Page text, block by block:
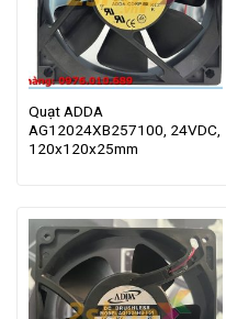
Quạt ADDA
AG12024XB257100, 24VDC,
120x120x25mm